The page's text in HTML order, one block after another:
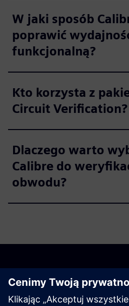
W jaki sposób
poprawić
funkcjonalną?
Kto korzysta z
Circuit Verification?
Dlaczego warto
Calibre do
obwodu?